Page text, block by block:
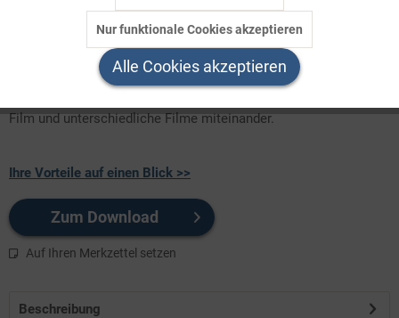
Klausur mit Erwartungshorizont zum Literaturfilm Effi Briest
Vergleich von Roman und Film
Klausur mit Erwartungshorizont. Die Schüler analysieren eine
Film und unterschiedliche Filme miteinander.
Ihre Vorteile auf einen Blick >>
Zum Download
Auf Ihren Merkzettel setzen
Beschreibung
Inaktiv
Nur funktionale Cookies akzeptieren
Alle Cookies akzeptieren